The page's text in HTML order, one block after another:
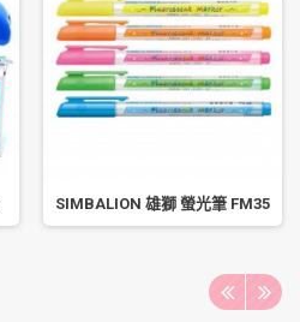
SIMBALION 雄獅 螢光筆 FM35